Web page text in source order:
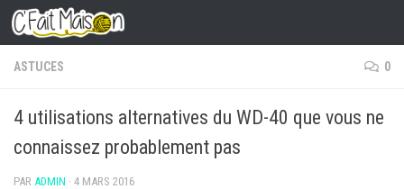
Skip to content
ASTUCES 0
4 utilisations alternatives du WD-40 que vous ne
connaissez probablement pas
PAR ADMIN · 4 MARS 2016